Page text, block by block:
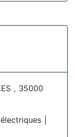
, 35000
|